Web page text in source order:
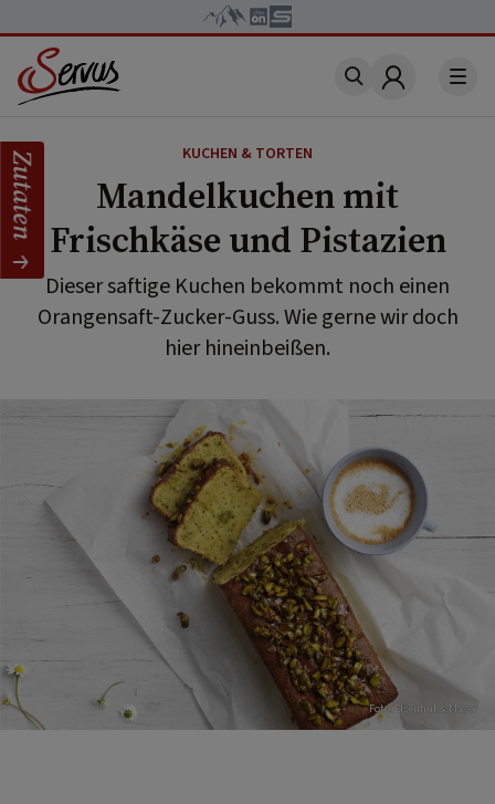
Account
KUCHEN & TORTEN
Mandelkuchen mit
Frischkäse und Pistazien
Dieser saftige Kuchen bekommt noch einen
Orangensaft-Zucker-Guss. Wie gerne wir doch
hier hineinbeißen.
Foto: EIsenhut & Mayer
Zutaten